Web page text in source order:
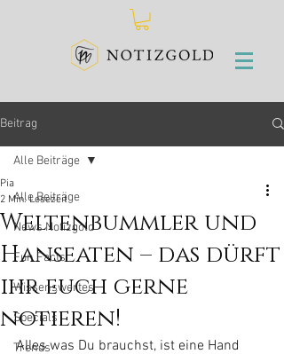
Beitrag
Alle Beiträge
News Notizgold
Fun Facts
Wissenswertes
Specials
Trends
Alle Beiträge
Weltenbummler und
Hanseaten – das dürft
ihr euch gerne
notieren!
Pia
2 Min. Lesezeit
Alles was Du brauchst, ist eine Hand